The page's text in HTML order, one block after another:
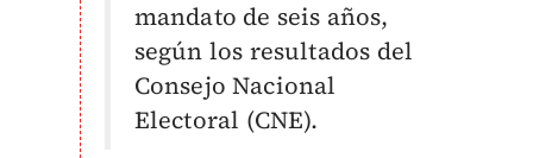
mandato de seis años,
según los resultados del
Consejo Nacional
Electoral (CNE).